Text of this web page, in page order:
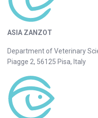
ASIA ZANZOT
Department of Veterinary
Piagge 2, 56125 Pisa, Italy